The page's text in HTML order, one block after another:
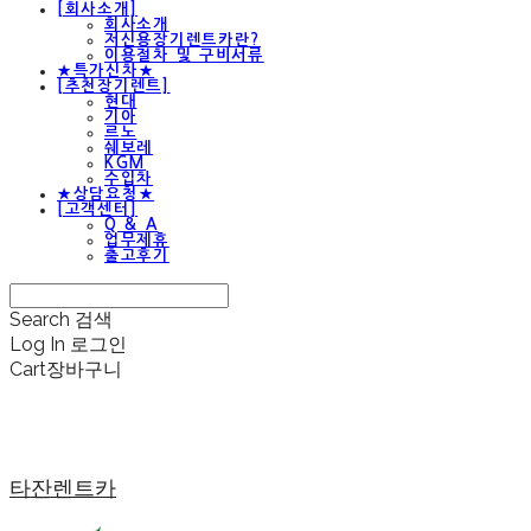
[회사소개]
회사소개
저신용장기렌트카란?
이용절차 및 구비서류
★특가신차★
[추천장기렌트]
현대
기아
르노
쉐보레
KGM
수입차
★상담요청★
[고객센터]
Q & A
업무제휴
출고후기
Search 검색
Log In 로그인
Cart장바구니
타잔렌트카